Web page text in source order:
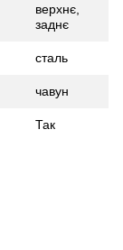
верхнє,
заднє
сталь
чавун
Так